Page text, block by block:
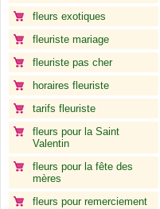
fleurs exotiques
fleuriste mariage
fleuriste pas cher
horaires fleuriste
tarifs fleuriste
fleurs pour la Saint
Valentin
fleurs pour la fête des
mères
fleurs pour remerciement